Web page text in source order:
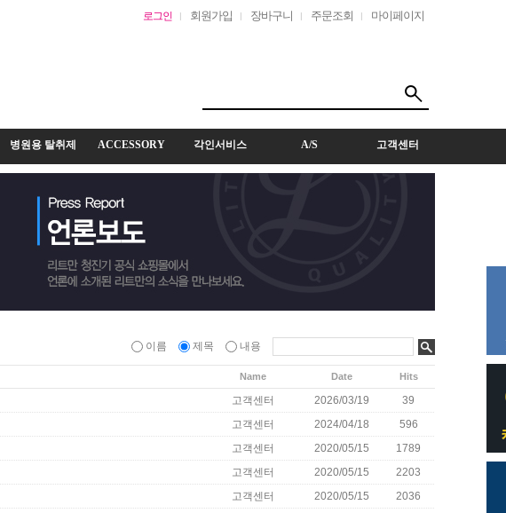
로그인 회원가입 장바구니 주문조회 마이페이지
병원용 탈취제 ACCESSORY 각인서비스 A/S 고객센터
이름 제목 내용
Name Date Hits
고객센터 2026/03/19
39
고객센터 2024/04/18
596
고객센터 2020/05/15
1789
고객센터 2020/05/15
2203
고객센터 2020/05/15
2036